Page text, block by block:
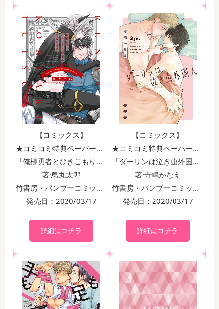
【コミックス】
★コミコミ特典ペーパー付！！
『俺様勇者とひきこもり魔王の恋愛攻略術』
著:鳥丸太郎
竹書房・バンブーコミックス Qpaコレクション
発売日：2020/03/17
詳細はコチラ
【コミックス】
★コミコミ特典ペーパー付！！
『ダーリンは泣き虫外国人』
著:寺嶋かなえ
竹書房・バンブーコミックス Qpaコレクション
発売日：2020/03/17
詳細はコチラ